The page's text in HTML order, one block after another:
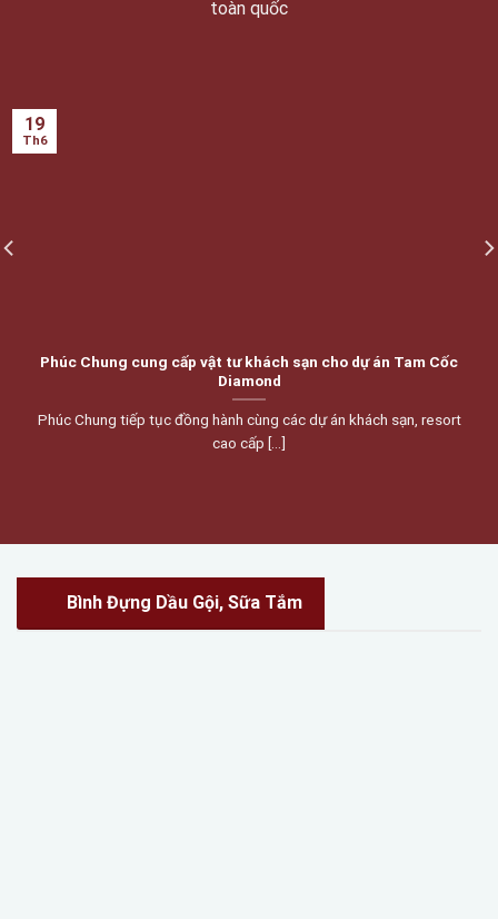
toàn quốc
Phúc Chung cung cấp vật tư khách sạn cho dự án Tam Cốc
Diamond
Phúc Chung tiếp tục đồng hành cùng các dự án khách sạn, resort
cao cấp [...]
19
Th6
Bình Đựng Dầu Gội, Sữa Tắm